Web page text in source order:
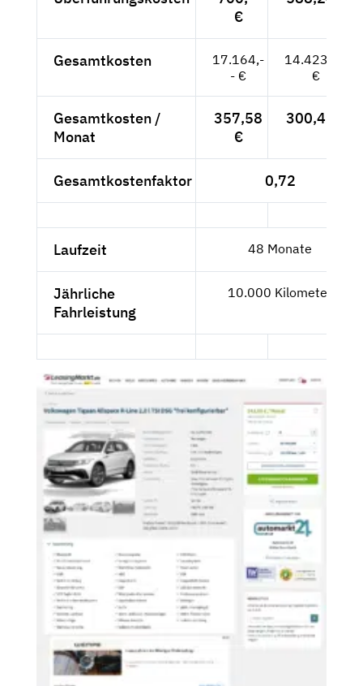
€
Gesamtkosten
17.164,-
- €
14.423,53
€
Gesamtkosten /
Monat
357,58
€
300,49 €
Gesamtkostenfaktor 0,72
Laufzeit 48 Monate
Jährliche
Fahrleistung
10.000 Kilometer